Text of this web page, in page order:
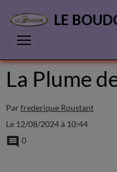
LE
La Plume
Par frederique Roustant
Le 12/08/2024à 10:44
0